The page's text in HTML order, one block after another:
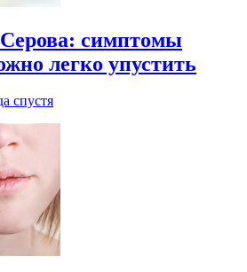
симптомы
легко упустить
спустя